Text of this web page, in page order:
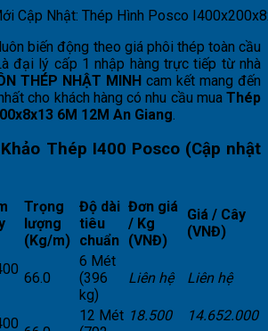
Cập Nhật: Thép Hình Posco
biến động theo giá phôi thép toàn cầu
đại lý cấp 1 nhập hàng trực tiếp từ nhà
THÉP NHẬT MINH cam kết mang đến
cho khách hàng có nhu cầu mua Thép
6M 12M An Giang
Thép I400 Posco (Cập nhật
Trọng
lượng
(Kg/m)
Độ dài
tiêu
chuẩn
Đơn giá
/ Kg
(VNĐ)
Giá / Cây
(VNĐ)
66.0
6 Mét
(396
kg)
Liên hệ Liên hệ
12 Mét 18.500
14.652.000